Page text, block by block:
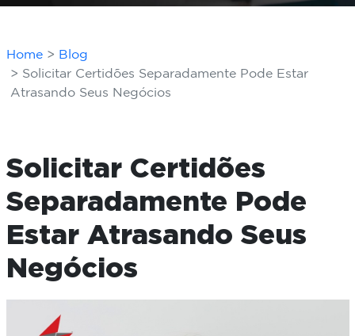
Home
Blog
Solicitar Certidões Separadamente Pode Estar
Atrasando Seus Negócios
Solicitar Certidões
Separadamente Pode
Estar Atrasando Seus
Negócios